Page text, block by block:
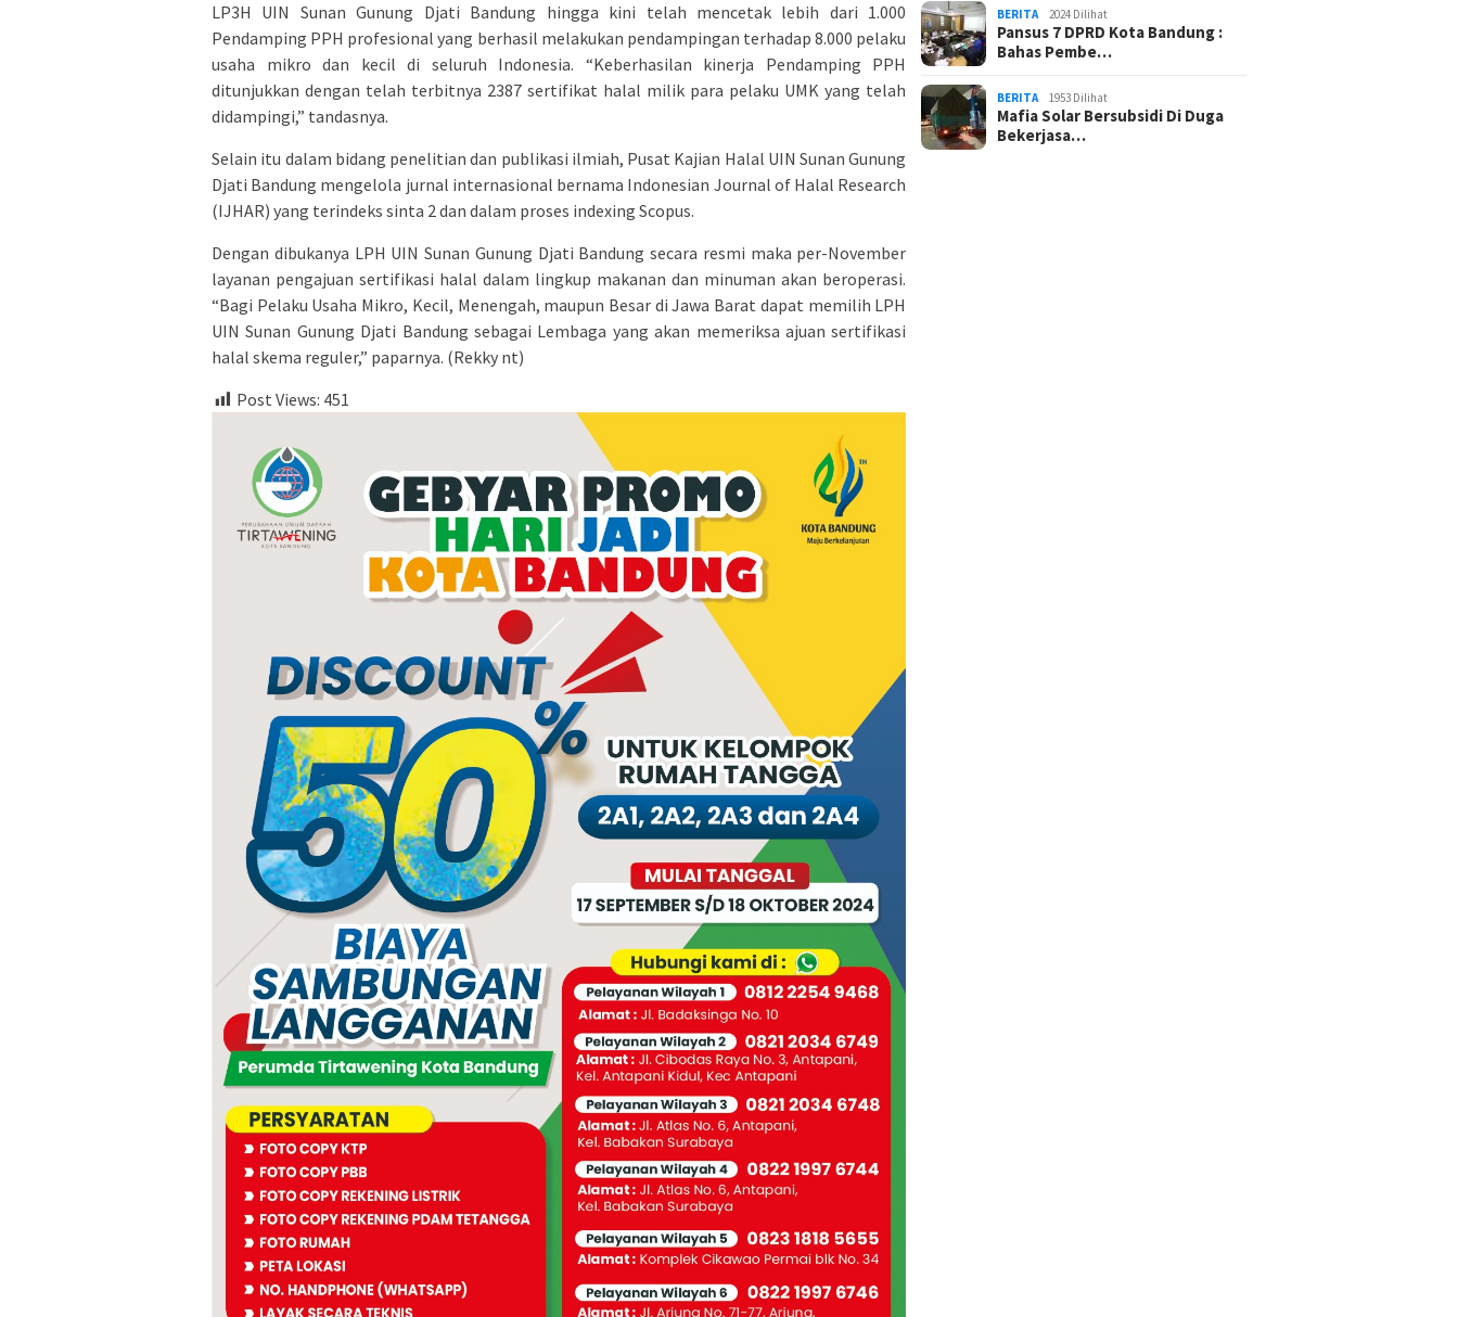
LP3H UIN Sunan Gunung Djati Bandung hingga kini telah mencetak lebih dari 1.000
Pendamping PPH profesional yang berhasil melakukan pendampingan terhadap 8.000 pelaku
usaha mikro dan kecil di seluruh Indonesia. “Keberhasilan kinerja Pendamping PPH
ditunjukkan dengan telah terbitnya 2387 sertifikat halal milik para pelaku UMK yang telah
didampingi,” tandasnya.
Selain itu dalam bidang penelitian dan publikasi ilmiah, Pusat Kajian Halal UIN Sunan Gunung
Djati Bandung mengelola jurnal internasional bernama Indonesian Journal of Halal Research
(IJHAR) yang terindeks sinta 2 dan dalam proses indexing Scopus.
Dengan dibukanya LPH UIN Sunan Gunung Djati Bandung secara resmi maka per-November
layanan pengajuan sertifikasi halal dalam lingkup makanan dan minuman akan beroperasi.
“Bagi Pelaku Usaha Mikro, Kecil, Menengah, maupun Besar di Jawa Barat dapat memilih LPH
UIN Sunan Gunung Djati Bandung sebagai Lembaga yang akan memeriksa ajuan sertifikasi
halal skema reguler,” paparnya. (Rekky nt)
Post Views: 451
BERITA 2024 Dilihat
Pansus 7 DPRD Kota Bandung :
Bahas Pembe…
BERITA 1953 Dilihat
Mafia Solar Bersubsidi Di Duga
Bekerjasa…